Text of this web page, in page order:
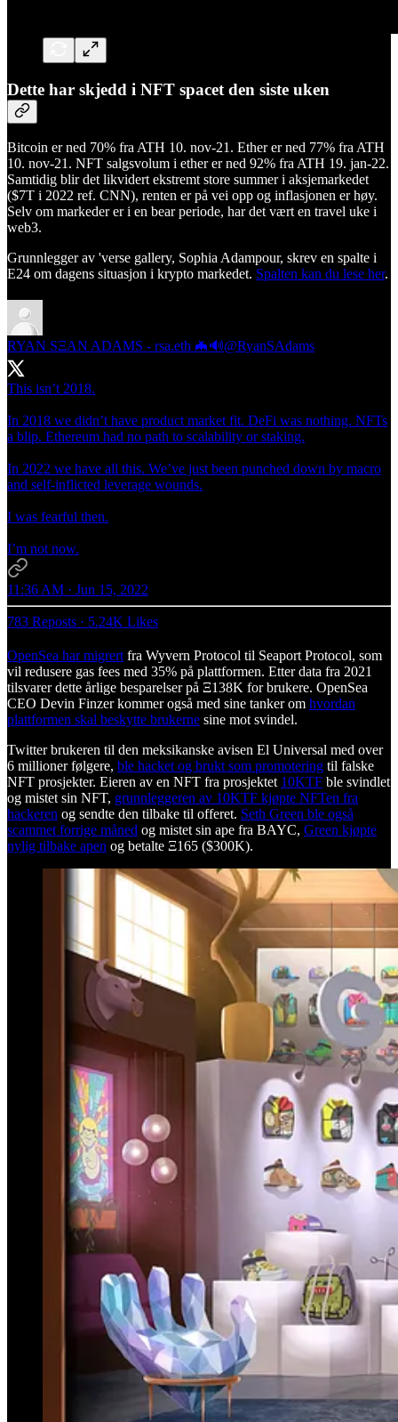
Dette har skjedd i NFT spacet den siste uken
Bitcoin er ned 70% fra ATH 10. nov-21. Ether er ned 77% fra ATH
10. nov-21. NFT salgsvolum i ether er ned 92% fra ATH 19. jan-22.
Samtidig blir det likvidert ekstremt store summer i aksjemarkedet
($7T i 2022 ref. CNN), renten er på vei opp og inflasjonen er høy.
Selv om markeder er i en bear periode, har det vært en travel uke i
web3.
Grunnlegger av 'verse gallery, Sophia Adampour, skrev en spalte i
E24 om dagens situasjon i krypto markedet. Spalten kan du lese her.
RYAN SΞAN ADAMS - rsa.eth 🦇🔊@RyanSAdams
This isn’t 2018.
In 2018 we didn’t have product market fit. DeFi was nothing. NFTs
a blip. Ethereum had no path to scalability or staking.
In 2022 we have all this. We’ve just been punched down by macro
and self-inflicted leverage wounds.
I was fearful then.
I’m not now.
11:36 AM · Jun 15, 2022
783 Reposts · 5.24K Likes
OpenSea har migrert fra Wyvern Protocol til Seaport Protocol, som
vil redusere gas fees med 35% på plattformen. Etter data fra 2021
tilsvarer dette årlige besparelser på Ξ138K for brukere. OpenSea
CEO Devin Finzer kommer også med sine tanker om hvordan
plattformen skal beskytte brukerne sine mot svindel.
Twitter brukeren til den meksikanske avisen El Universal med over
6 millioner følgere, ble hacket og brukt som promotering til falske
NFT prosjekter. Eieren av en NFT fra prosjektet 10KTF ble svindlet
og mistet sin NFT, grunnleggeren av 10KTF kjøpte NFTen fra
hackeren og sendte den tilbake til offeret. Seth Green ble også
scammet forrige måned og mistet sin ape fra BAYC, Green kjøpte
nylig tilbake apen og betalte Ξ165 ($300K).